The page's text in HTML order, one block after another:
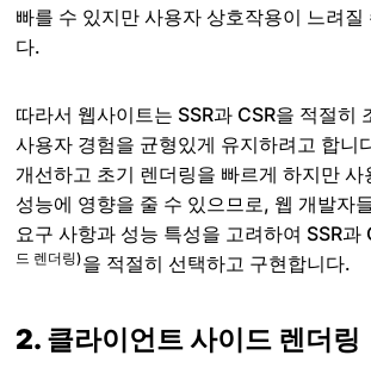
빠를 수 있지만 사용자 상호작용이 느려질
다.
따라서 웹사이트는 SSR과 CSR을 적절히
사용자 경험을 균형있게 유지하려고 합니
개선하고 초기 렌더링을 빠르게 하지만 사
성능에 영향을 줄 수 있으므로, 웹 개발자
요구 사항과 성능 특성을 고려하여 SSR과
드 렌더링)을 적절히 선택하고 구현합니다.
2. 클라이언트 사이드 렌더링